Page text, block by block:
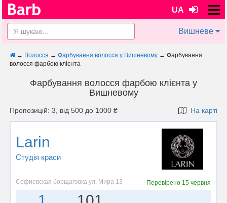
UA
Вишневе
→ Волосся → Фарбування волосся у Вишневому → Фарбування
волосся фарбою клієнта
Фарбування волосся фарбою клієнта у
Вишневому
Пропозицій: 3, від 500 до 1000 ₴ На карті
Larin
Студія краси
Софиевская борщаговка ул. Мира 13 Перевірено 15 червня